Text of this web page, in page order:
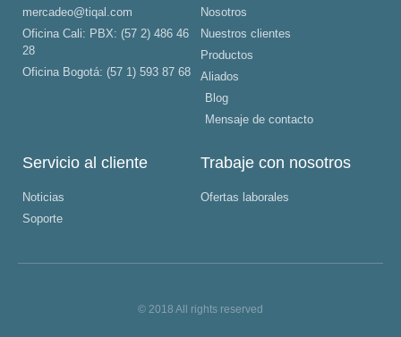
mercadeo@tiqal.com
Oficina Cali: PBX: (57 2) 486 46
28
Oficina Bogotá: (57 1) 593 87 68
Nosotros
Nuestros clientes
Productos
Aliados
Blog
Mensaje de contacto
Servicio al cliente
Noticias
Soporte
Trabaje con nosotros
Ofertas laborales
© 2018 All rights reserved